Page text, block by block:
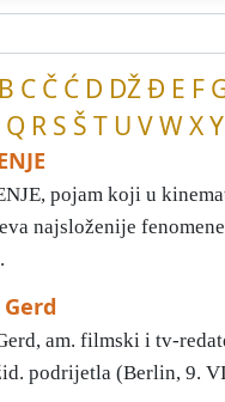
B C Č Ć D DŽĐ E F
Q R S Š T U VWXY
pojam koji u
najsloženije
Gerd
am. filmski i tv-
podrijetla (Berlin, 9.